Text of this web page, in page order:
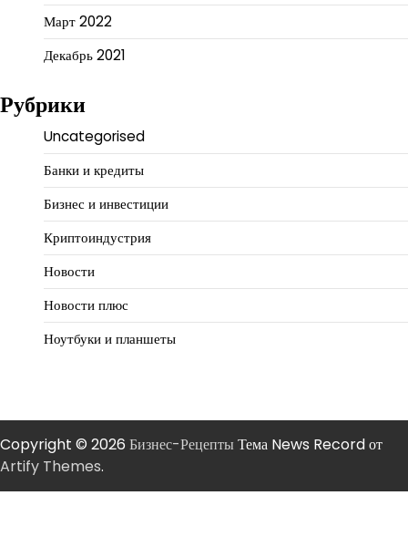
Март 2022
Декабрь 2021
Рубрики
Uncategorised
Банки и кредиты
Бизнес и инвестиции
Криптоиндустрия
Новости
Новости плюс
Ноутбуки и планшеты
Copyright © 2026 Бизнес-РецептыТема News Record от
Artify Themes.